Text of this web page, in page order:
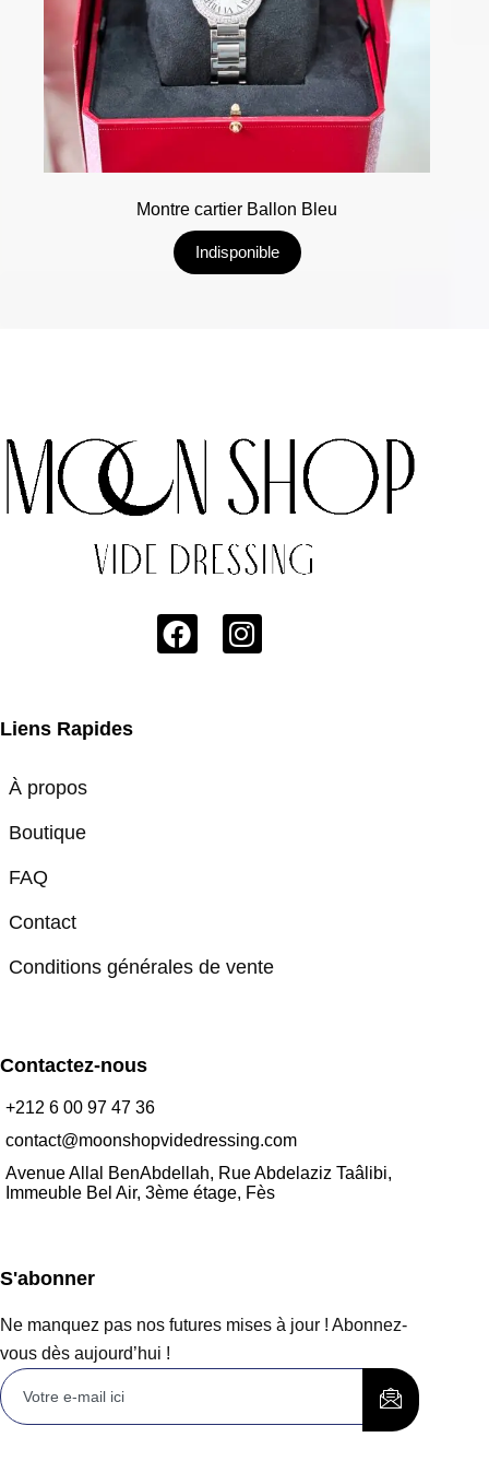
Montre cartier Ballon Bleu
Indisponible
Liens Rapides
À propos
Boutique
FAQ
Contact
Conditions générales de vente
Contactez-nous
+212 6 00 97 47 36
contact@moonshopvidedressing.com
Avenue Allal BenAbdellah, Rue Abdelaziz Taâlibi,
Immeuble Bel Air, 3ème étage, Fès
S'abonner
Ne manquez pas nos futures mises à jour ! Abonnez-
vous dès aujourd’hui !